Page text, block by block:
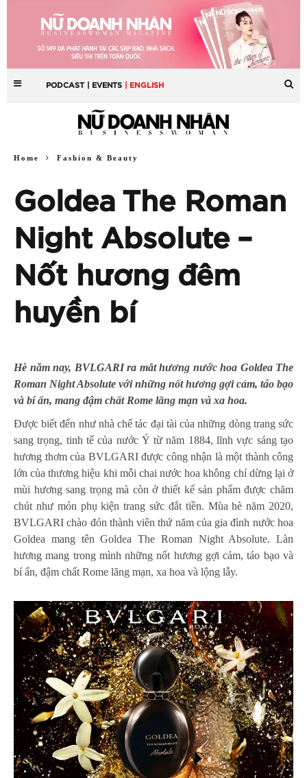
PODCAST | EVENTS | ENGLISH
Home Fashion & Beauty
Goldea The Roman
Night Absolute –
Nốt hương đêm
huyền bí
Hè năm nay, BVLGARI ra mắt hương nước hoa Goldea The
Roman Night Absolute với những nốt hương gợi cảm, táo bạo
và bí ẩn, mang đậm chất Rome lãng mạn và xa hoa.
Được biết đến như nhà chế tác đại tài của những dòng trang sức
sang trọng, tinh tế của nước Ý từ năm 1884, lĩnh vực sáng tạo
hương thơm của BVLGARI được công nhận là một thành công
lớn của thương hiệu khi mỗi chai nước hoa không chỉ dừng lại ở
mùi hương sang trọng mà còn ở thiết kế sản phẩm được chăm
chút như món phụ kiện trang sức đắt tiền. Mùa hè năm 2020,
BVLGARI chào đón thành viên thứ năm của gia đình nước hoa
Goldea mang tên Goldea The Roman Night Absolute. Làn
hương mang trong mình những nốt hương gợi cảm, táo bạo và
bí ẩn, đậm chất Rome lãng mạn, xa hoa và lộng lẫy.